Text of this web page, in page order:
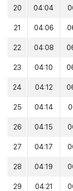
20 04:04
21 04:06
22 04:08
23 04:10
24 04:12
25 04:14
26 04:15
27 04:17
28 04:19
29 04:21